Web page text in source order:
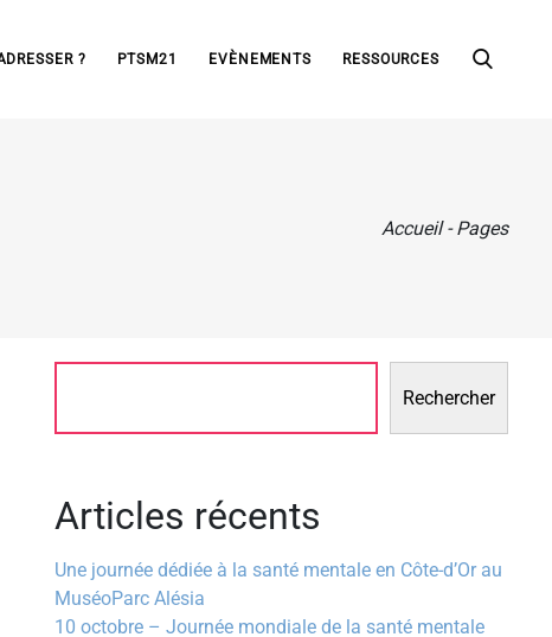
? PTSM21 EVÈNEMENTS RESSOURCES
Accueil - Pages
Rechercher
Articles récents
Une journée dédiée à la santé mentale en Côte-d’Or au
MuséoParc Alésia
10 octobre – Journée mondiale de la santé mentale